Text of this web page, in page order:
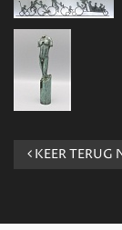
KEER TERUG